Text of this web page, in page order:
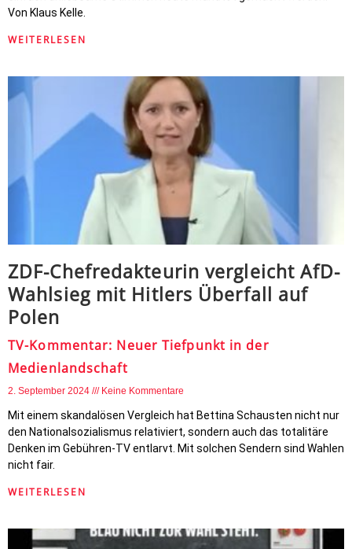
Von Klaus Kelle.
WEITERLESEN
ZDF-Chefredakteurin vergleicht AfD-
Wahlsieg mit Hitlers Überfall auf
Polen
TV-Kommentar: Neuer Tiefpunkt in der
Medienlandschaft
2. September 2024 Keine Kommentare
Mit einem skandalösen Vergleich hat Bettina Schausten nicht nur
den Nationalsozialismus relativiert, sondern auch das totalitäre
Denken im Gebühren-TV entlarvt. Mit solchen Sendern sind Wahlen
nicht fair.
WEITERLESEN